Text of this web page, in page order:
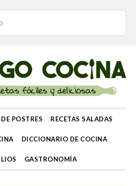
POSTRES RECETAS SALADAS
DICCIONARIO DE COCINA
GASTRONOMÍA